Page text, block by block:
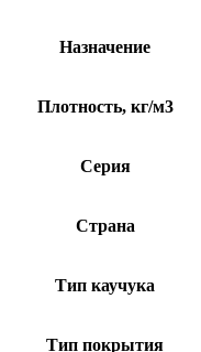
Назначение
Плотность, кг/м3
Серия
Страна
Тип каучука
Тип покрытия